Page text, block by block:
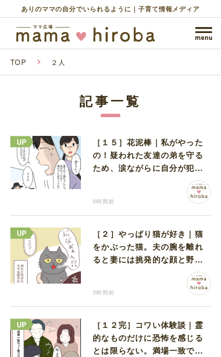
ありのママの自分でいられるように｜子育て情報メディア
TOP ２人
記事一覧
［１５］花泥棒｜私がやった
の！疑われた友達の弟を守る
ため、涙ながらに自分が犯人
0時間前
［２］やっぱり猫が好き｜猫
をかぶった猫。夫の腕を離れ
ると妻には挑発的な顔と野太
3時間前
［１２完］コワい体験談｜霊
的なものだけに恐怖を感じる
とは限らない。満場一致でコ